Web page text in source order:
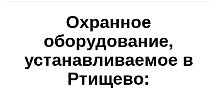
Охранное
оборудование,
устанавливаемое в
Ртищево: